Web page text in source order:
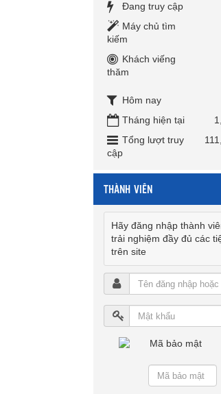
Đang truy cập
Máy chủ tìm
kiếm
Khách viếng
thăm
Hôm nay
Tháng hiện tại
Tổng lượt truy
cập
THÀNH VIÊN
Hãy đăng nhập thành
trải nghiệm đầy đủ các
trên site